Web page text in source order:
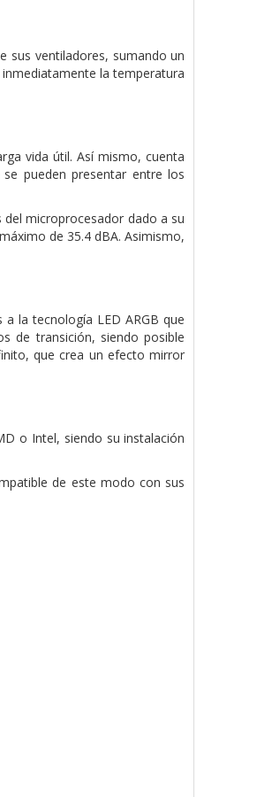
sus ventiladores, sumando un
la temperatura
vida útil. Así mismo, cuenta
pueden presentar entre los
microprocesador dado a su
de 35.4 dBA. Asimismo,
la tecnología LED ARGB que
de transición, siendo posible
que crea un efecto mirror
o Intel, siendo su instalación
de este modo con sus